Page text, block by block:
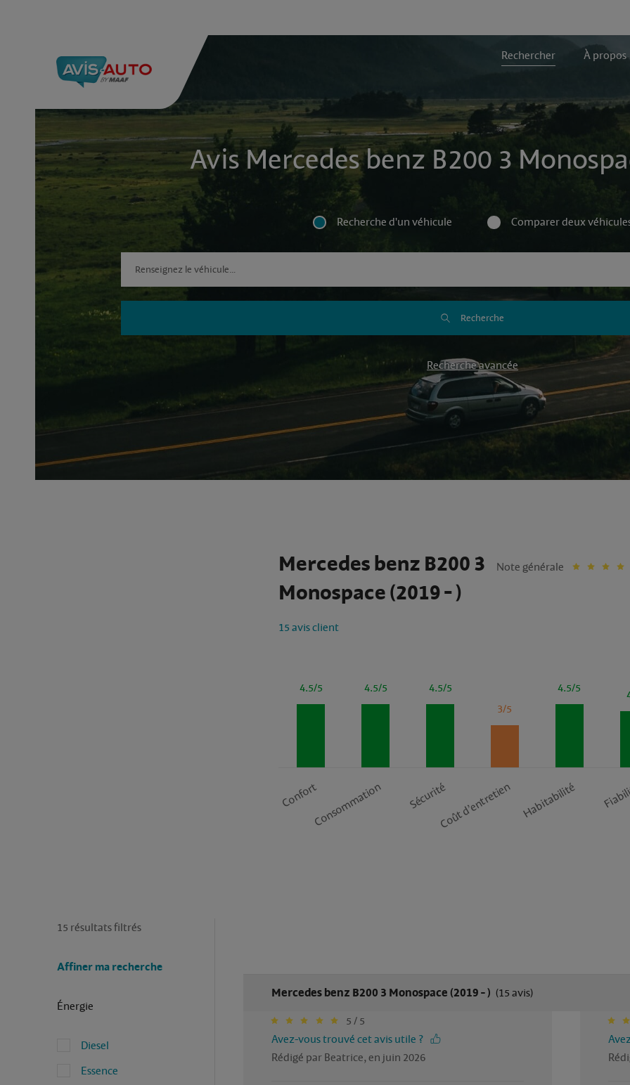
Rechercher À propos
Avis Mercedes benz B200 3
Recherche d'un véhicule Comparer deux
Recherche
Recherche avancée
Mercedes benz B200 3
Monospace (2019 - )
15 avis client
Note générale
4.5/5
Confort
4.5/5
Consommation
4.5/5
Sécurité
3/5
Coût d’entretien
4.5/5
Habitabilité
15 résultats filtrés
Affiner ma recherche
Énergie
Diesel
Essence
Mercedes benz B200 3 Monospace (2019 - ) (15 avis)
5 / 5
Avez-vous trouvé cet avis utile ?
Rédigé par Beatrice, en juin 2026